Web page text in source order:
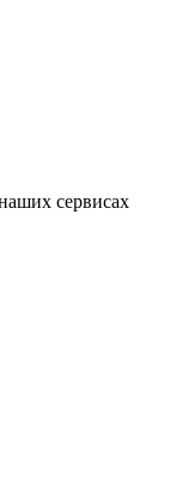
сервисах